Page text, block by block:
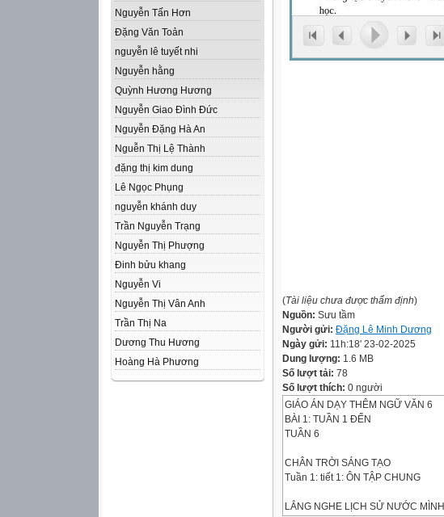
Nguyễn Tấn Hơn
Đặng Văn Toản
nguyễn lê tuyết nhi
Nguyễn hằng
Quỳnh Hương Hương
Nguyễn Giao Đình Đức
Nguyễn Đặng Hà An
Nguễn Thị Lệ Thành
đặng thị kim dung
Lê Ngọc Phụng
nguyễn khánh duy
Trần Nguyễn Trạng
Nguyễn Thị Phượng
Đinh bửu khang
Nguyễn Vi
Nguyễn Thị Vân Anh
Trần Thị Na
Dương Thu Hương
Hoàng Hà Phương
(Tài liệu chưa được thẩm định)
Nguồn: Sưu tầm
Người gửi: Đặng Lê Minh Dương
Ngày gửi: 11h:18' 23-02-2025
Dung lượng: 1.6 MB
Số lượt tải: 78
Số lượt thích: 0 người
GIÁO ÁN DẠY THÊM NGỮ VĂN 6
BÀI 1: TUẦN 1 ĐẾN
TUẦN 6
CHÂN TRỜI SÁNG TẠO
Tuần 1: tiết 1: ÔN TẬP CHUNG
LẮNG NGHE LỊCH SỬ NƯỚC MÌNH